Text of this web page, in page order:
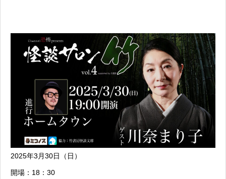
2025年3月30日（日）
開場：18：30